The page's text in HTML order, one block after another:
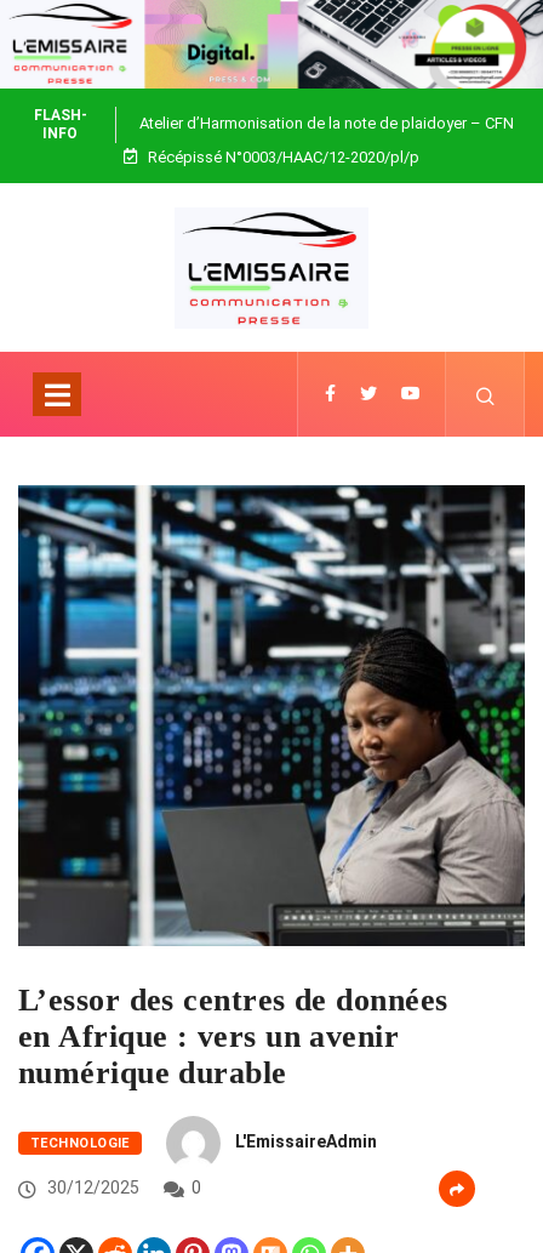
FLASH-
INFO
Atelier d’Harmonisation de la note de plaidoyer – CFN
Togo
Récépissé N°0003/HAAC/12-2020/pl/p
L’essor des centres de données
en Afrique : vers un avenir
numérique durable
TECHNOLOGIE L'EmissaireAdmin
30/12/2025 0